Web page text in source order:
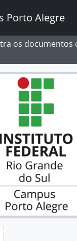
Porto Alegre
os documentos